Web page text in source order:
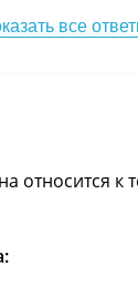
все
относится к